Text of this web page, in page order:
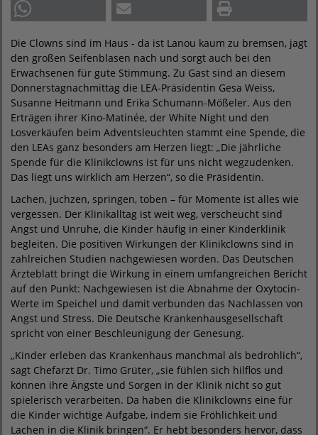
Die Clowns sind im Haus - da ist Lanou kaum zu bremsen, jagt
den großen Seifenblasen nach und sorgt auch bei den
Erwachsenen für gute Stimmung. Zu Gast sind an diesem
Donnerstagnachmittag die LEA-Präsidentin Gesa Weiss,
Susanne Heitmann und Erika Schumann-Mößeler. Aus den
Erträgen ihrer Kino-Matinée, der White Night und den
Losverkäufen beim Adventsleuchten stammt eine Spende, die
den LEAs ganz besonders am Herzen liegt: „Die jährliche
Spende für die Klinikclowns ist für uns nicht wegzudenken.
Das liegt uns wirklich am Herzen“, so die Präsidentin.
Lachen, juchzen, springen, toben – für Momente ist alles wie
vergessen. Der Klinikalltag ist weit weg, verscheucht sind
Angst und Unruhe, die Kinder häufig in einer Kinderklinik
begleiten. Die positiven Wirkungen der Klinikclowns sind in
zahlreichen Studien nachgewiesen worden. Das Deutschen
Ärzteblatt bringt die Wirkung in einem umfangreichen Bericht
auf den Punkt: Nachgewiesen ist die Abnahme der Oxytocin-
Werte im Speichel und damit verbunden das Nachlassen von
Angst und Stress. Die Deutsche Krankenhausgesellschaft
spricht von einer Beschleunigung der Genesung.
„Kinder erleben das Krankenhaus manchmal als bedrohlich“,
sagt Chefarzt Dr. Timo Grüter, „sie fühlen sich hilflos und
können ihre Ängste und Sorgen in der Klinik nicht so gut
spielerisch verarbeiten. Da haben die Klinikclowns eine für
die Kinder wichtige Aufgabe, indem sie Fröhlichkeit und
Lachen in die Klinik bringen“. Er hebt besonders hervor, dass